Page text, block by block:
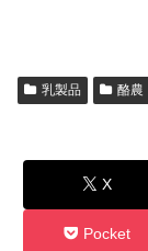
乳製品 酪農
X
Pocket